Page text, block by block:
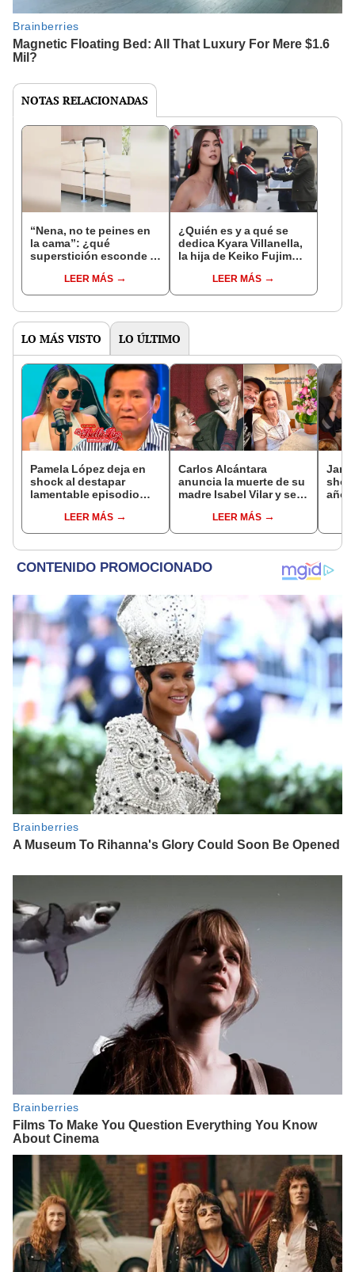
NOTAS RELACIONADAS
“Nena, no te peines en
la cama”: ¿qué
superstición esconde la
Enanitos Verdes?
LEER MÁS
¿Quién es y a qué se
dedica Kyara Villanella,
la hija de Keiko Fujimori
nivel nacional?
LEER MÁS
LO MÁS VISTO LO ÚLTIMO
Pamela López deja en
shock al destapar
lamentable episodio
de La Bella Luz: "Hasta
el día de hoy ..."
LEER MÁS
Carlos Alcántara
anuncia la muerte de su
madre Isabel Vilar y se
conmovedor mensaje:
“Siempre te recordaré”
LEER MÁS
años